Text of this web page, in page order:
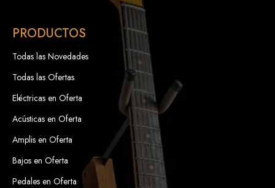
PRODUCTOS
Todas las Novedades
Todas las Ofertas
Eléctricas en Oferta
Acústicas en Oferta
Amplis en Oferta
Bajos en Oferta
Pedales en Oferta